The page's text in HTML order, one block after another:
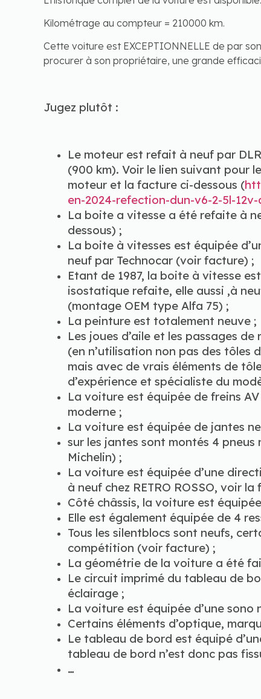
Kilométrage au compteur = 210000 km.
Cette voiture est EXCEPTIONNELLE de par
procurer à son propriétaire, une grande
Jugez plutôt :
Le moteur est refait à neuf par
(900 km). Voir le lien suivant pour
moteur et la facture ci-dessous (
en-2024-refection-dun-v6-2-5l-
La boite a vitesse a été refaite à
dessous) ;
La boite à vitesses est équipée
neuf par Technocar (voir facture) ;
Etant de 1987, la boite à vitesse
isostatique refaite, elle aussi ,à
(montage OEM type Alfa 75) ;
La peinture est totalement neuve ;
Les joues d’aile et les passages
(en n’utilisation non pas des tôles
mais avec de vrais éléments de
d’expérience et spécialiste du
La voiture est équipée de freins
moderne ;
La voiture est équipée de jantes
sur les jantes sont montés 4
Michelin) ;
La voiture est équipée d’une
à neuf chez RETRO ROSSO, voir
Côté châssis, la voiture est
Elle est également équipée de 4
Tous les silentblocs sont neufs,
compétition (voir facture) ;
La géométrie de la voiture a été
Le circuit imprimé du tableau de
éclairage ;
La voiture est équipée d’une sono
Certains éléments d’optique,
Le tableau de bord est équipé
tableau de bord n’est donc pas
…